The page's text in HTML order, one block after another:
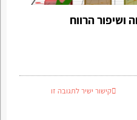
ושיפור הרווח
קישור ישיר לתגובה זו